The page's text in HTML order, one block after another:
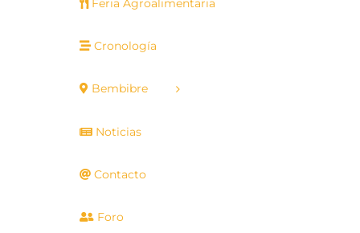
Feria Agroalimentaria
Cronología
Bembibre
Noticias
Contacto
Foro